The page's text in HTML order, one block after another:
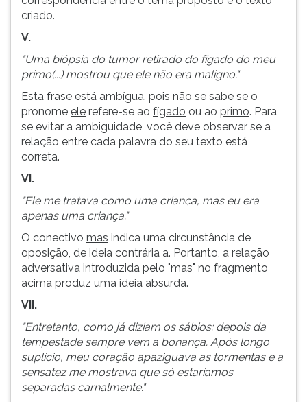
criado.
V.
"Uma biópsia do tumor retirado do fígado do meu
primo(...) mostrou que ele não era maligno."
Esta frase está ambígua, pois não se sabe se o
pronome ele refere-se ao fígado ou ao primo. Para
se evitar a ambiguidade, você deve observar se a
relação entre cada palavra do seu texto está
correta.
VI.
"Ele me tratava como uma criança, mas eu era
apenas uma criança."
O conectivo mas indica uma circunstância de
oposição, de ideia contrária a. Portanto, a relação
adversativa introduzida pelo "mas" no fragmento
acima produz uma ideia absurda.
VII.
"Entretanto, como já diziam os sábios: depois da
tempestade sempre vem a bonança. Após longo
suplício, meu coração apaziguava as tormentas e a
sensatez me mostrava que só estaríamos
separadas carnalmente."